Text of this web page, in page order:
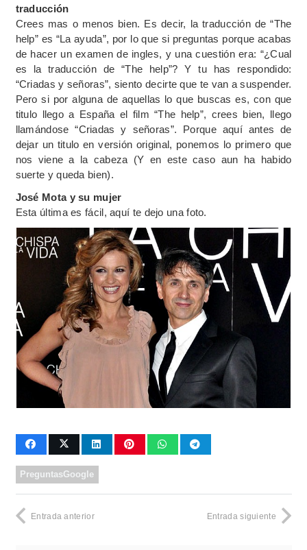
traducción
Crees mas o menos bien. Es decir, la traducción de “The
help” es “La ayuda”, por lo que si preguntas porque acabas
de hacer un examen de ingles, y una cuestión era: “¿Cual
es la traducción de “The help”? Y tu has respondido:
“Criadas y señoras”, siento decirte que te van a suspender.
Pero si por alguna de aquellas lo que buscas es, con que
titulo llego a España el film “The help”, crees bien, llego
llamándose “Criadas y señoras”. Porque aquí antes de
dejar un titulo en versión original, ponemos lo primero que
nos viene a la cabeza (Y en este caso aun ha habido
suerte y queda bien).
José Mota y su mujer
Esta última es fácil, aquí te dejo una foto.
PreguntasGoogle
Entrada anterior Entrada siguiente